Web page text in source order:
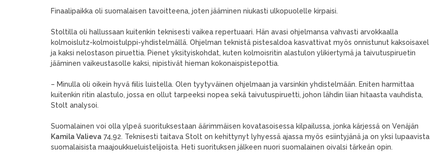
Finaalipaikka oli suomalaisen tavoitteena, joten jääminen niukasti ulkopuolelle kirpaisi.
Stoltilla oli hallussaan kuitenkin teknisesti vaikea repertuaari. Hän avasi ohjelmansa vahvasti arvokkaalla
kolmoislutz-kolmoistulppi-yhdistelmällä. Ohjelman teknistä pistesaldoa kasvattivat myös onnistunut kaksoisaxel
ja kaksi nelostason piruettia. Pienet yksityiskohdat, kuten kolmoisritin alastulon ylikiertymä ja taivutuspiruetin
jääminen vaikeustasolle kaksi, nipistivät hieman kokonaispistepottia.
– Minulla oli oikein hyvä fiilis luistella. Olen tyytyväinen ohjelmaan ja varsinkin yhdistelmään. Eniten harmittaa
kuitenkin ritin alastulo, jossa en ollut tarpeeksi nopea sekä taivutuspiruetti, johon lähdin liian hitaasta vauhdista,
Stolt analysoi.
Suomalainen voi olla ylpeä suorituksestaan äärimmäisen kovatasoisessa kilpailussa, jonka kärjessä on Venäjän
Kamila Valieva 74,92. Teknisesti taitava Stolt on kehittynyt lyhyessä ajassa myös esiintyjänä ja on yksi lupaavista
suomalaisista maajoukkueluistelijoista. Heti suorituksen jälkeen nuori suomalainen oivalsi tärkeän opin.